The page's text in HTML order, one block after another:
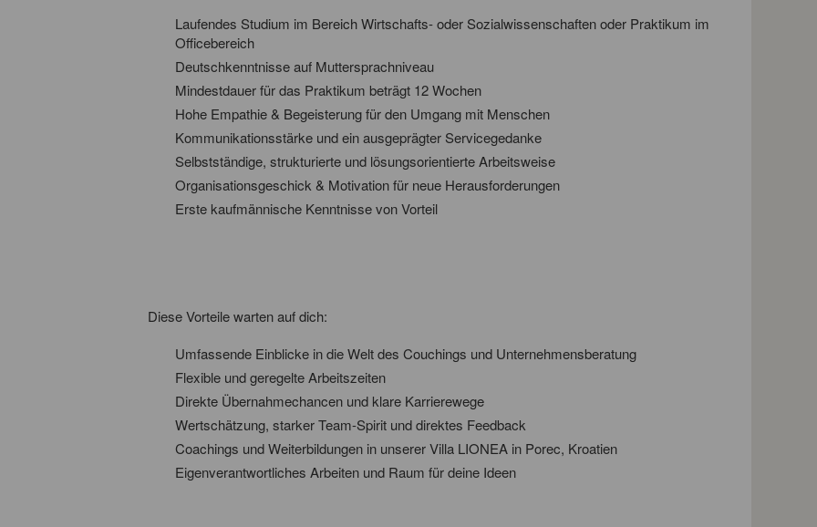
Laufendes Studium im Bereich Wirtschafts- oder Sozialwissenschaften oder Praktikum im
Officebereich
Deutschkenntnisse auf Muttersprachniveau
Mindestdauer für das Praktikum beträgt 12 Wochen
Hohe Empathie & Begeisterung für den Umgang mit Menschen
Kommunikationsstärke und ein ausgeprägter Servicegedanke
Selbstständige, strukturierte und lösungsorientierte Arbeitsweise
Organisationsgeschick & Motivation für neue Herausforderungen
Erste kaufmännische Kenntnisse von Vorteil
Diese Vorteile warten auf dich:
Umfassende Einblicke in die Welt des Couchings und Unternehmensberatung
Flexible und geregelte Arbeitszeiten
Direkte Übernahmechancen und klare Karrierewege
Wertschätzung, starker Team-Spirit und direktes Feedback
Coachings und Weiterbildungen in unserer Villa LIONEA in Porec, Kroatien
Eigenverantwortliches Arbeiten und Raum für deine Ideen